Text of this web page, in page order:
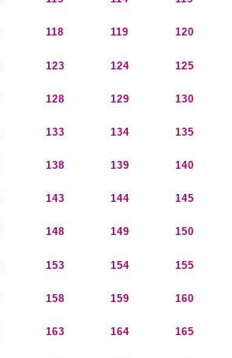
118 119 120
123 124 125
128 129 130
133 134 135
138 139 140
143 144 145
148 149 150
153 154 155
158 159 160
163 164 165